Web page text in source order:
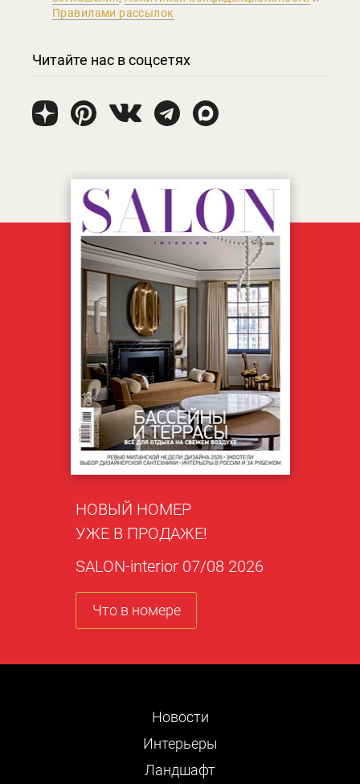
Правилами рассылок
Читайте нас в соцсетях
НОВЫЙ НОМЕР
УЖЕ В ПРОДАЖЕ!
SALON-interior 07/08 2026
Что в номере
Новости
Интерьеры
Ландшафт